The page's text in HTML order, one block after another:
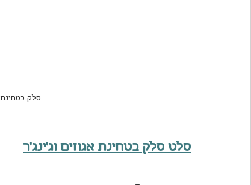
סלק בטחינת
סלט סלק בטחינת אגוזים וג'ינג'ר